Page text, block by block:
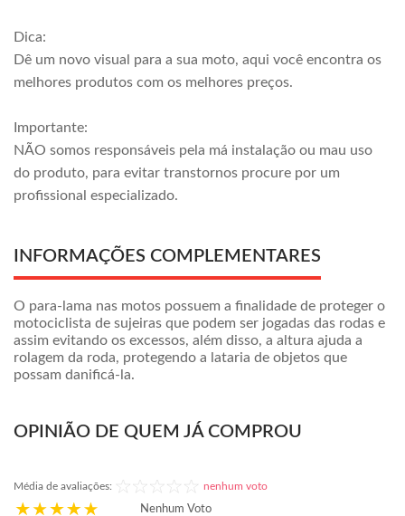
Dica:
Dê um novo visual para a sua moto, aqui você encontra os
melhores produtos com os melhores preços.
Importante:
NÃO somos responsáveis pela má instalação ou mau uso
do produto, para evitar transtornos procure por um
profissional especializado.
INFORMAÇÕES COMPLEMENTARES
O para-lama nas motos possuem a finalidade de proteger o
motociclista de sujeiras que podem ser jogadas das rodas e
assim evitando os excessos, além disso, a altura ajuda a
rolagem da roda, protegendo a lataria de objetos que
possam danificá-la.
OPINIÃO DE QUEM JÁ COMPROU
Média de avaliações: nenhum voto
Nenhum Voto